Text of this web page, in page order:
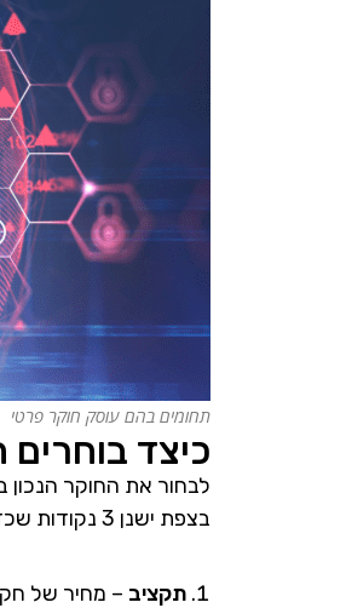
תחומים בהם עוסק חוקר פרטי
כיצד
לבחור את החוקר הנכון
בצפת ישנן 3 נקודות שכדאי לשים אליהן לב:
תקציב – מחיר של